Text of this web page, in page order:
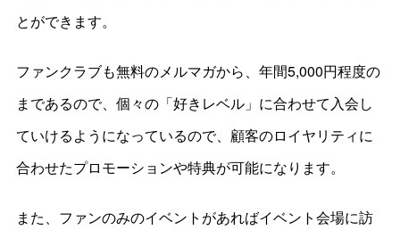
とができます。
ファンクラブも無料のメルマガから、年間5,000円程度の
まであるので、個々の「好きレベル」に合わせて入会し
ていけるようになっているので、顧客のロイヤリティに
合わせたプロモーションや特典が可能になります。
また、ファンのみのイベントがあればイベント会場に訪